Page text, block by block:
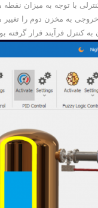
با توجه به میزان
به مخزن دوم را تغییر
کنترل فرآیند قرار گرفته